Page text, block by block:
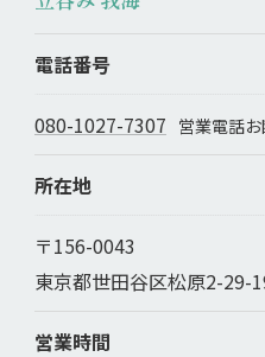
電話番号
080-1027-7307
所在地
〒156-0043
東京都世田谷区松原2-29-
営業時間